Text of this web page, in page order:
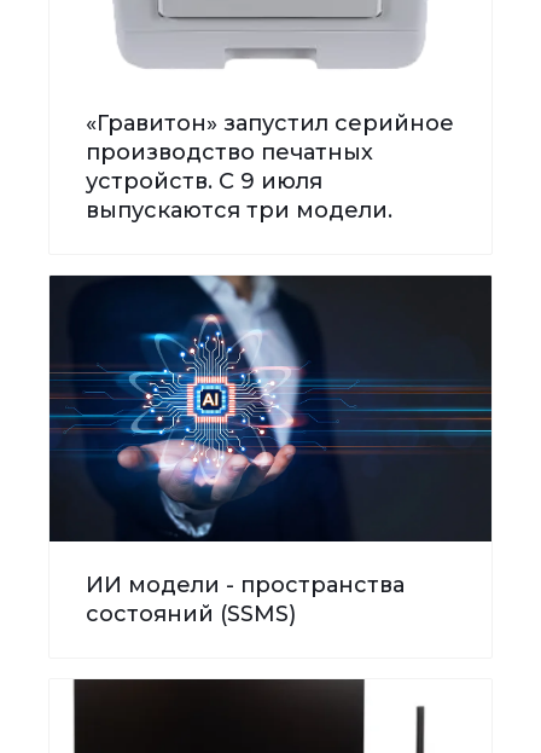
«Гравитон» запустил серийное
производство печатных
устройств. С 9 июля
выпускаются три модели.
ИИ модели - пространства
состояний (SSMS)